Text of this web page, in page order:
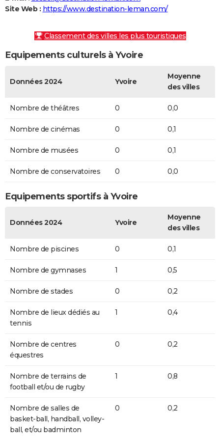
Site Web : https://www.destination-leman.com/
Classement des villes les plus touristiques
Equipements culturels à Yvoire
Données 2024 Yvoire
Moyenne
des villes
Nombre de théâtres 0 0,0
Nombre de cinémas 0 0,1
Nombre de musées 0 0,1
Nombre de conservatoires 0 0,0
Equipements sportifs à Yvoire
Données 2024 Yvoire
Moyenne
des villes
Nombre de piscines 0 0,1
Nombre de gymnases 1 0,5
Nombre de stades 0 0,2
Nombre de lieux dédiés au
tennis
1 0,4
Nombre de centres
équestres
0 0,2
Nombre de terrains de
football et/ou de rugby
1 0,8
Nombre de salles de
basket-ball, handball, volley-
ball, et/ou badminton
0 0,2